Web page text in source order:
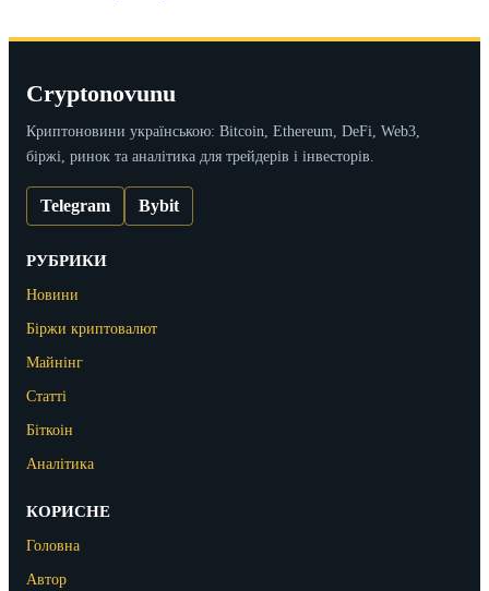
Cryptonovunu
Криптоновини українською: Bitcoin, Ethereum, DeFi, Web3,
біржі, ринок та аналітика для трейдерів і інвесторів.
Telegram Bybit
РУБРИКИ
Новини
Біржи криптовалют
Майнінг
Статті
Біткоін
Аналітика
КОРИСНЕ
Головна
Автор